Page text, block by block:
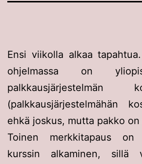
Ensi viikolla alkaa
ohjelmassa on
palkkausjärjestelmän
(palkkausjärjestelmähän
ehkä joskus, mutta pakko on
Toinen merkkitapaus on
kurssin alkaminen, sillä